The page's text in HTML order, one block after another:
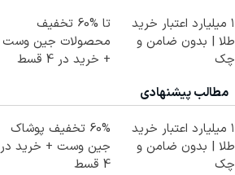
۱ میلیارد اعتبار خرید
طلا | بدون ضامن و
چک
تا %60 تخفیف
محصولات جین وست
+ خرید در 4 قسط
مطالب پیشنهادی
۱ میلیارد اعتبار خرید
طلا | بدون ضامن و
چک
60% تخفیف پوشاک
جین وست + خرید در
4 قسط